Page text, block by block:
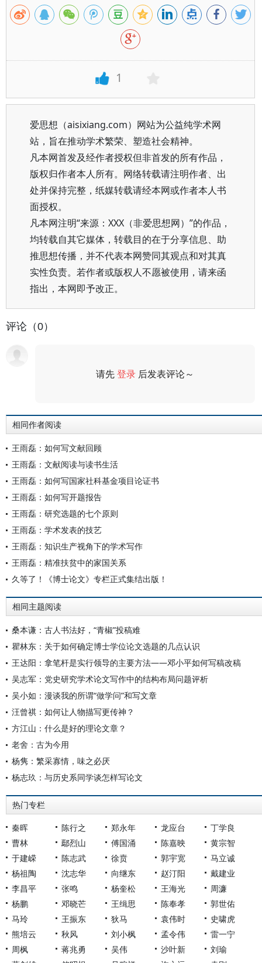
1
爱思想（aisixiang.com）网站为公益纯学术网
站，旨在推动学术繁荣、塑造社会精神。
凡本网首发及经作者授权但非首发的所有作品，
版权归作者本人所有。网络转载请注明作者、出
处并保持完整，纸媒转载请经本网或作者本人书
面授权。
凡本网注明“来源：XXX（非爱思想网）”的作品，
均转载自其它媒体，转载目的在于分享信息、助
推思想传播，并不代表本网赞同其观点和对其真
实性负责。若作者或版权人不愿被使用，请来函
指出，本网即予改正。
评论（0）
请先登录 后发表评论～
相同作者阅读
王雨磊：如何写文献回顾
王雨磊：文献阅读与读书生活
王雨磊：如何写国家社科基金项目论证书
王雨磊：如何写开题报告
王雨磊：研究选题的七个原则
王雨磊：学术发表的技艺
王雨磊：知识生产视角下的学术写作
王雨磊：精准扶贫中的家国关系
久等了！《博士论文》专栏正式集结出版！
相同主题阅读
桑本谦：古人书法好，“青椒”投稿难
瞿林东：关于如何确定博士学位论文选题的几点认识
王达阳：拿笔杆是实行领导的主要方法——邓小平如何写稿改稿
吴志军：党史研究学术论文写作中的结构布局问题评析
吴小如：漫谈我的所谓“做学问”和写文章
汪曾祺：如何让人物描写更传神？
方江山：什么是好的理论文章？
老舍：古为今用
杨隽：繁采寡情，味之必厌
杨志玖：与历史系同学谈怎样写论文
热门专栏
秦晖 陈行之 郑永年 龙应台
丁学良
曹林
鄢烈山 傅国涌 陈嘉映
黄宗智
于建嵘
陈志武 徐贲 郭宇宽
马立诚
杨祖陶
沈志华 向继东 赵汀阳
戴建业
李昌平
张鸣 杨奎松 王海光
周濂
杨鹏
邓晓芒 王缉思 陈奉孝
郭世佑
马玲
王振东 狄马 袁伟时
史啸虎
熊培云
秋风 刘小枫 孟令伟
雷一宁
周枫
蒋兆勇 吴伟 沙叶新
刘瑜